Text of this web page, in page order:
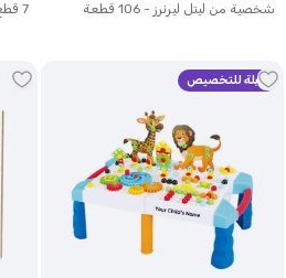
شخصية من ليتل ليرنرز - 106 قطعة
7 قطع
قابلة للتخصيص